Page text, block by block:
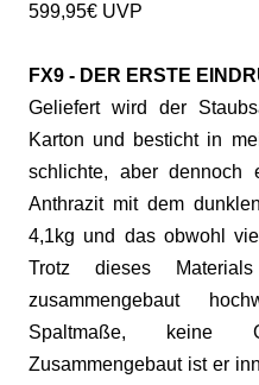
599,95€ UVP
FX9 - DER ERSTE
Geliefert wird der
Karton und besticht in
schlichte, aber dennoch
Anthrazit mit dem
4,1kg und das obwohl
Trotz dieses
zusammengebaut
Spaltmaße, keine
Zusammengebaut ist er